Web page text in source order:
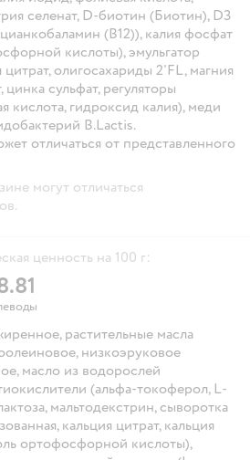
селенат, D-биотин (Биотин), D3
(В12)), калия фосфат
кислоты), эмульгатор
олигосахариды 2'FL, магния
цинка сульфат, регуляторы
кислота, гидроксид калия), меди
B.Lactis.
отличаться от представленного
могут отличаться
ценность на 100 г:
растительные масла
низкоэруковое
масло из водорослей
(альфа-токоферол, L-
мальтодекстрин, сыворотка
кальция цитрат, кальция
ортофосфорной кислоты),